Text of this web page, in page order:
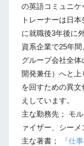
の英語コミュニケ
トレーナーは日
に就職後3年後に
資系企業で25年
グループ会社全
開発兼任）へと
を回すための異
えしています。
主な勤務先； モ
ァイザー、シーメ
主な著書；
『仕